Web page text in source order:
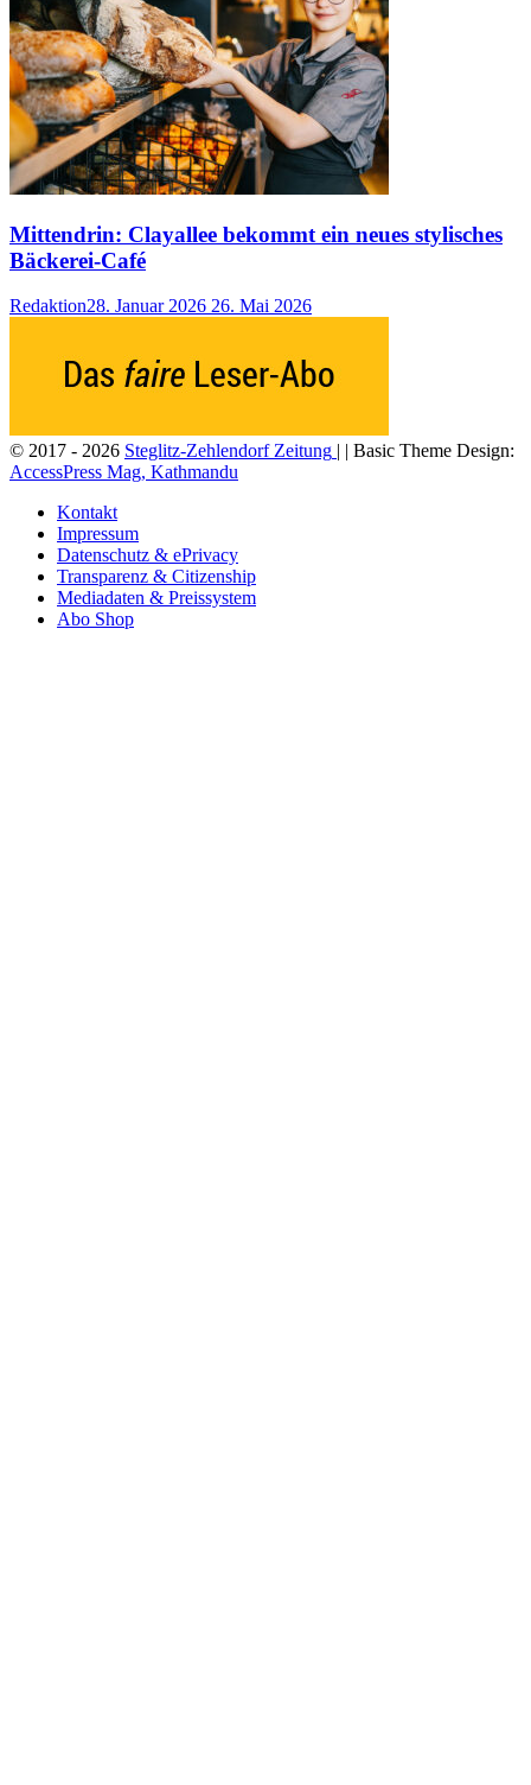
Mittendrin: Clayallee bekommt ein neues stylisches
Bäckerei-Café
Redaktion28. Januar 2026 26. Mai 2026
© 2017 - 2026 Steglitz-Zehlendorf Zeitung | | Basic Theme Design:
AccessPress Mag, Kathmandu
Kontakt
Impressum
Datenschutz & ePrivacy
Transparenz & Citizenship
Mediadaten & Preissystem
Abo Shop